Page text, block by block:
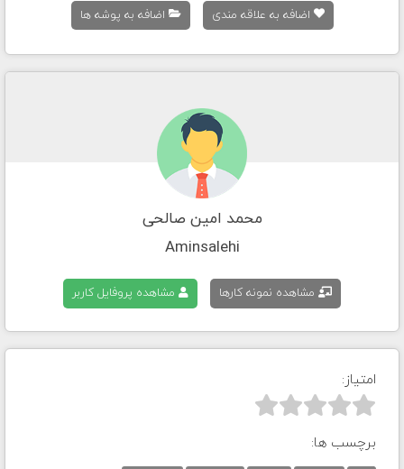
اضافه به علاقه مندی اضافه به پوشه ها
محمد امین صالحی
Aminsalehi
مشاهده نمونه کارها مشاهده پروفایل کاربر
امتیاز:



برچسب ها: